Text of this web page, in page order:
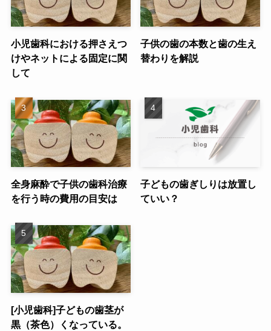
小児歯科における押さえつ
けやネットによる固定に関
して
子供の歯の本数と歯の生え
替わりを解説
全身麻酔で子供の歯科治療
を行う時の費用の目安は
子どもの歯ぎしりは放置し
ていい？
[小児歯科]子どもの歯茎が
黒（茶色）くなっている。